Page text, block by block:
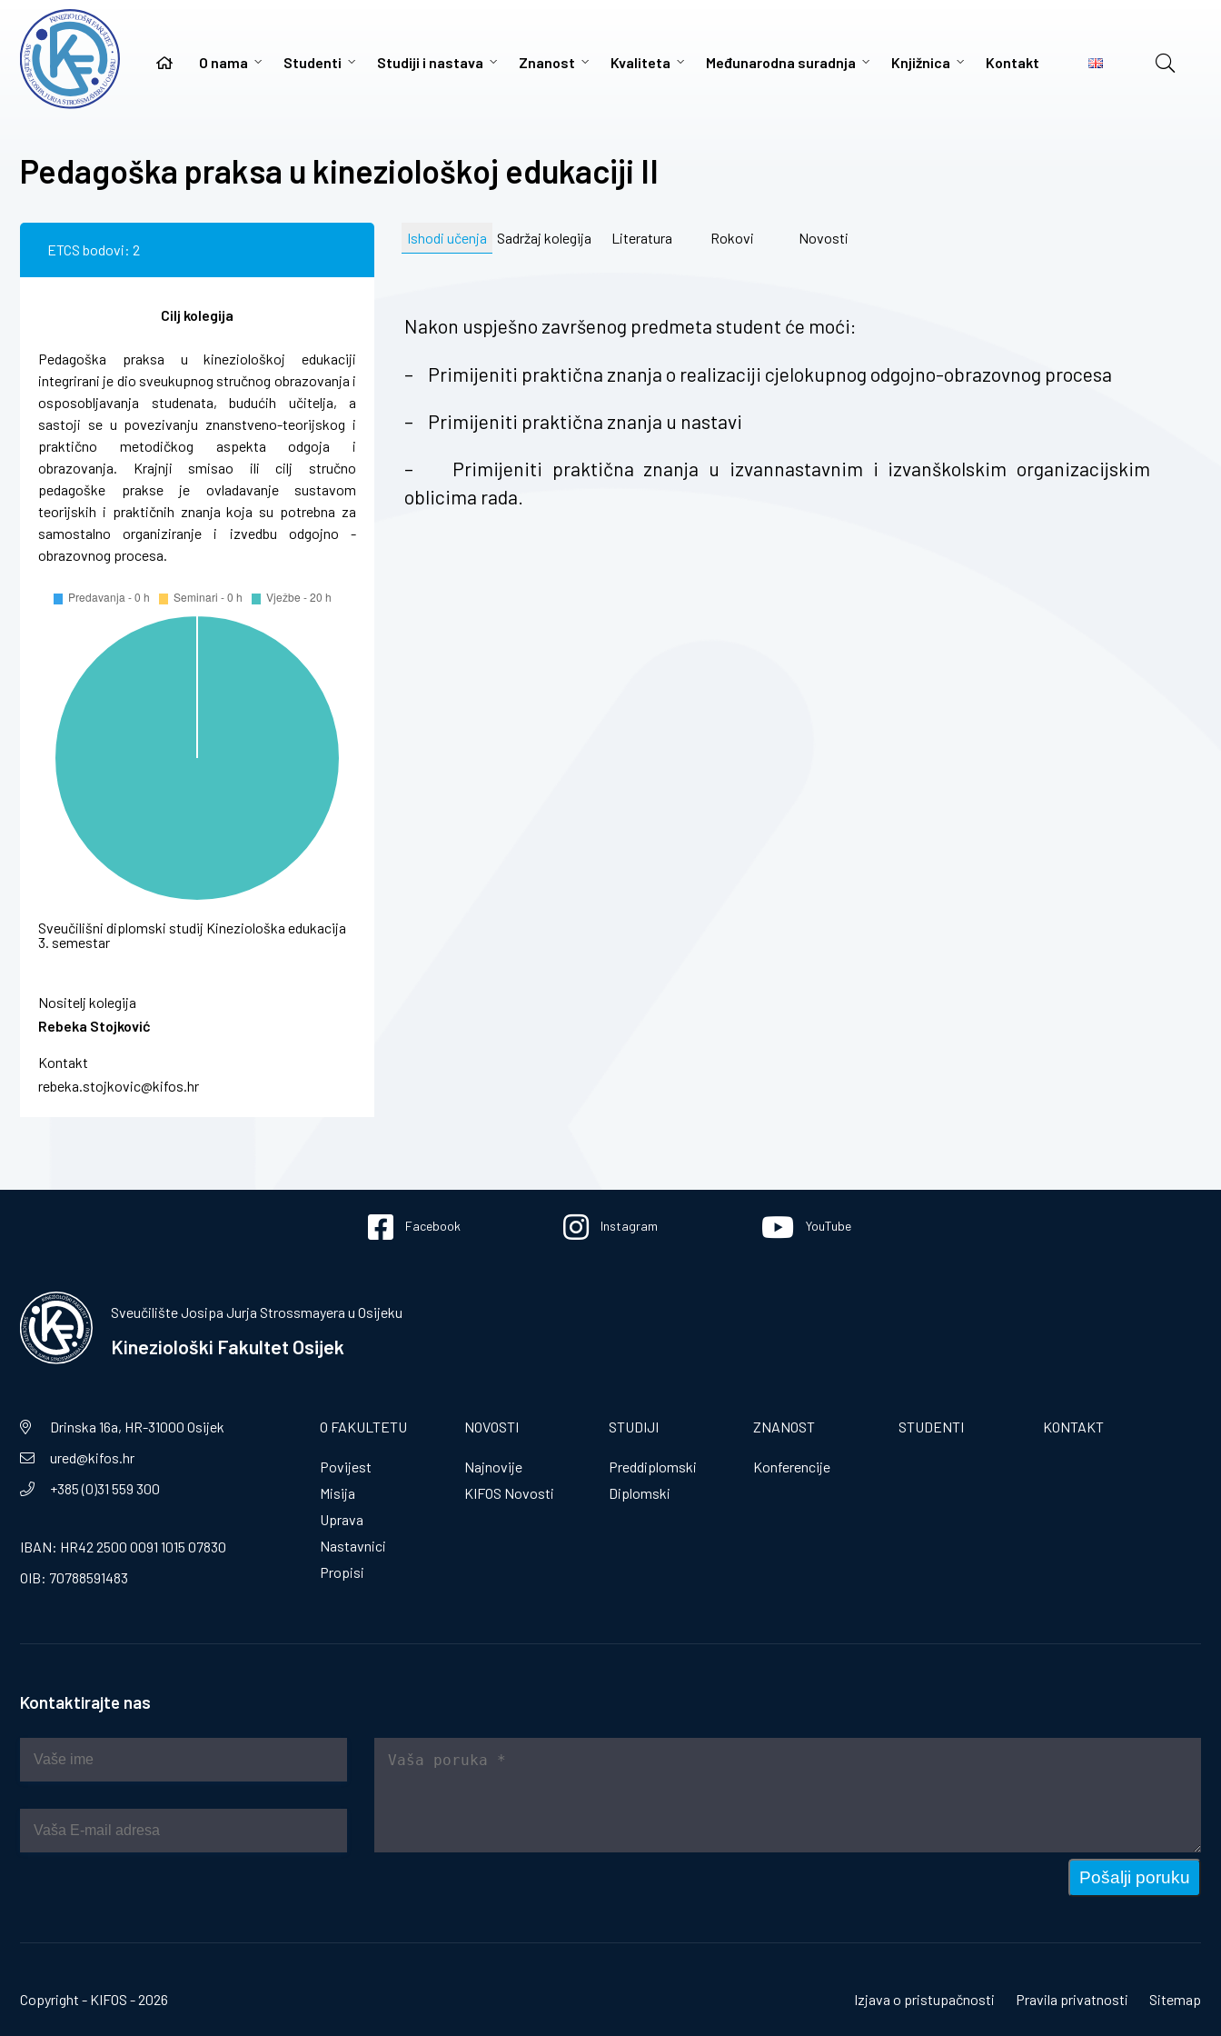
O nama Studenti Studiji i nastava Znanost Kvaliteta Međunarodna suradnja Knjižnica Kontakt
Pedagoška praksa u kineziološkoj edukaciji II
ETCS bodovi: 2
Cilj kolegija
Pedagoška praksa u kineziološkoj edukaciji
integrirani je dio sveukupnog stručnog obrazovanja i
osposobljavanja studenata, budućih učitelja, a
sastoji se u povezivanju znanstveno-teorijskog i
praktično metodičkog aspekta odgoja i
obrazovanja. Krajnji smisao ili cilj stručno
pedagoške prakse je ovladavanje sustavom
teorijskih i praktičnih znanja koja su potrebna za
samostalno organiziranje i izvedbu odgojno -
obrazovnog procesa.
Sveučilišni diplomski studij Kineziološka edukacija
3. semestar
Nositelj kolegija
Rebeka Stojković
Kontakt
rebeka.stojkovic@kifos.hr
Ishodi učenja Sadržaj kolegija Literatura Rokovi Novosti
Nakon uspješno završenog predmeta student će moći:
– Primijeniti praktična znanja o realizaciji cjelokupnog odgojno-obrazovnog procesa
– Primijeniti praktična znanja u nastavi
– Primijeniti praktična znanja u izvannastavnim i izvanškolskim organizacijskim
oblicima rada.
Facebook Instagram YouTube
Sveučilište Josipa Jurja Strossmayera u Osijeku
Kineziološki Fakultet Osijek
Drinska 16a, HR-31000 Osijek
ured@kifos.hr
+385 (0)31 559 300
IBAN: HR42 2500 0091 1015 07830
OIB: 70788591483
O FAKULTETU
Povijest
Misija
Uprava
Nastavnici
Propisi
NOVOSTI
Najnovije
KIFOS Novosti
STUDIJI
Preddiplomski
Diplomski
ZNANOST
Konferencije
STUDENTI KONTAKT
Kontaktirajte nas
Pošalji poruku
Copyright - KIFOS - 2026 Izjava o pristupačnosti Pravila privatnosti Sitemap